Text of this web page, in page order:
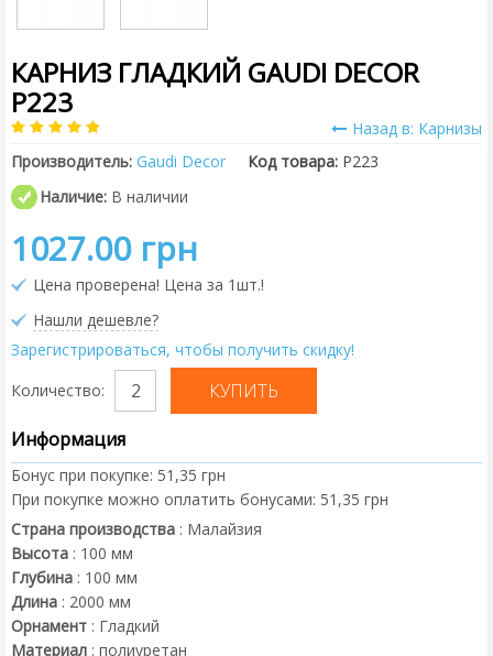
КАРНИЗ ГЛАДКИЙ GAUDI DECOR
P223
Назад в: Карнизы
Производитель: Gaudi Decor Код товара: P223
Наличие: В наличии
1027.00 грн
Цена проверена! Цена за 1шт.!
Нашли дешевле?
Зарегистрироваться, чтобы получить скидку!
Количество:
Информация
Бонус при покупке: 51,35 грн
При покупке можно оплатить бонусами: 51,35 грн
Страна производства : Малайзия
Высота : 100 мм
Глубина : 100 мм
Длина : 2000 мм
Орнамент : Гладкий
Материал : полиуретан